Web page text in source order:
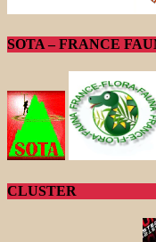
SOTA – FRANCE
CLUSTER